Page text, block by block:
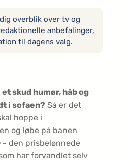
overblik over tv og
anbefalinger,
til dagens valg.
skud humør, håb og
i sofaen? Så er det
hoppe i
og løbe på banen
– den prisbelønnede
har forvandlet selv